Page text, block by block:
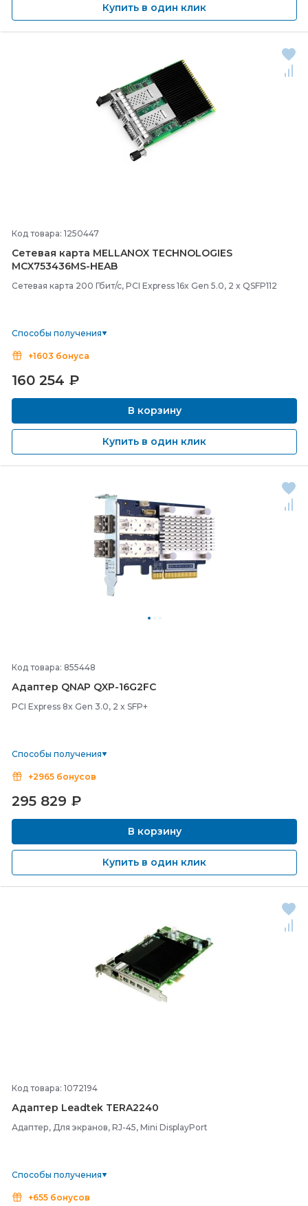
Купить в один клик
Код товара: 1250447
Сетевая карта MELLANOX TECHNOLOGIES
MCX753436MS-HEAB
Сетевая карта 200 Гбит/с, PCI Express 16x Gen 5.0, 2 x QSFP112
Способы получения
+1603 бонуса
160 254 ₽
В корзину
Купить в один клик
Код товара: 855448
Адаптер QNAP QXP-16G2FC
PCI Express 8x Gen 3.0, 2 x SFP+
Способы получения
+2965 бонусов
295 829 ₽
В корзину
Купить в один клик
Код товара: 1072194
Адаптер Leadtek TERA2240
Адаптер, Для экранов, RJ-45, Mini DisplayPort
Способы получения
+655 бонусов